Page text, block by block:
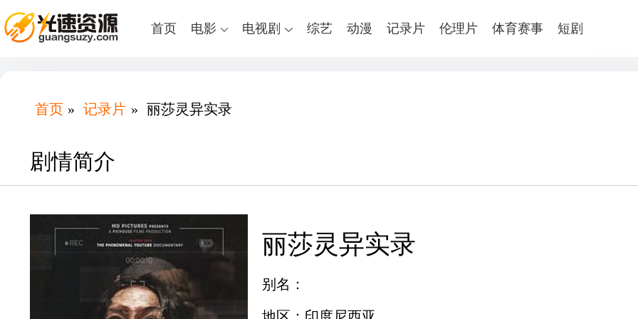
首页 电影 电视剧 综艺 动漫 记录片 伦理片 体育赛事 短剧
首页 » 记录片 » 丽莎灵异实录
剧情简介
丽莎灵异实录
别名：